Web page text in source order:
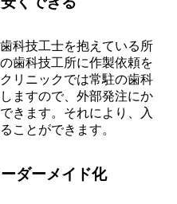
科技工士を抱えている所
歯科技工所に作製依頼を
リニックでは常駐の歯科
ますので、外部発注にか
きます。それにより、入
ことができます。
ダーメイド化